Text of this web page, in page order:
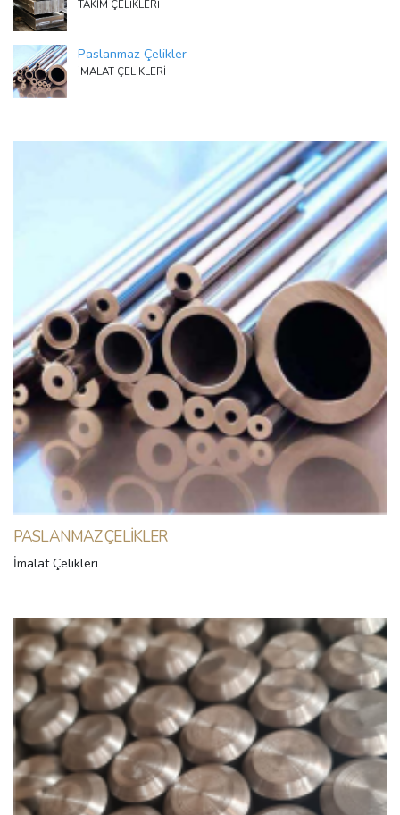
TAKIM ÇELIKLERI
Paslanmaz Çelikler
İMALAT ÇELIKLERI
PASLANMAZ ÇELIKLER
İmalat Çelikleri